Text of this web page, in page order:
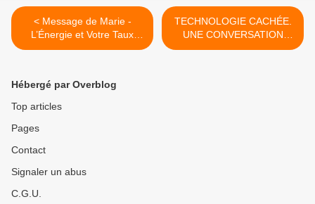
< Message de Marie -
L’Énergie et Votre Taux
Vibratoire
TECHNOLOGIE CACHÉE.
UNE CONVERSATION
INTÉRESSANTE AVEC LE
Hébergé par Overblog
Top articles
Pages
Contact
Signaler un abus
C.G.U.